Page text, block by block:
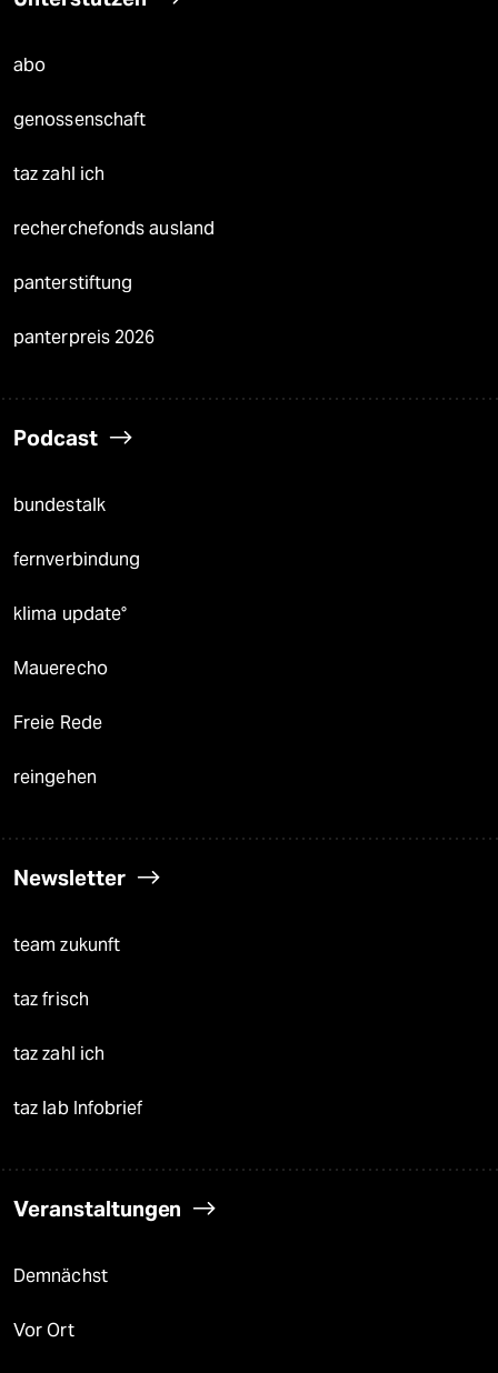
abo
genossenschaft
taz zahl ich
recherchefonds ausland
panterstiftung
panterpreis 2026
Podcast
bundestalk
fernverbindung
klima update°
Mauerecho
Freie Rede
reingehen
Newsletter
team zukunft
taz frisch
taz zahl ich
taz lab Infobrief
Veranstaltungen
Demnächst
Vor Ort